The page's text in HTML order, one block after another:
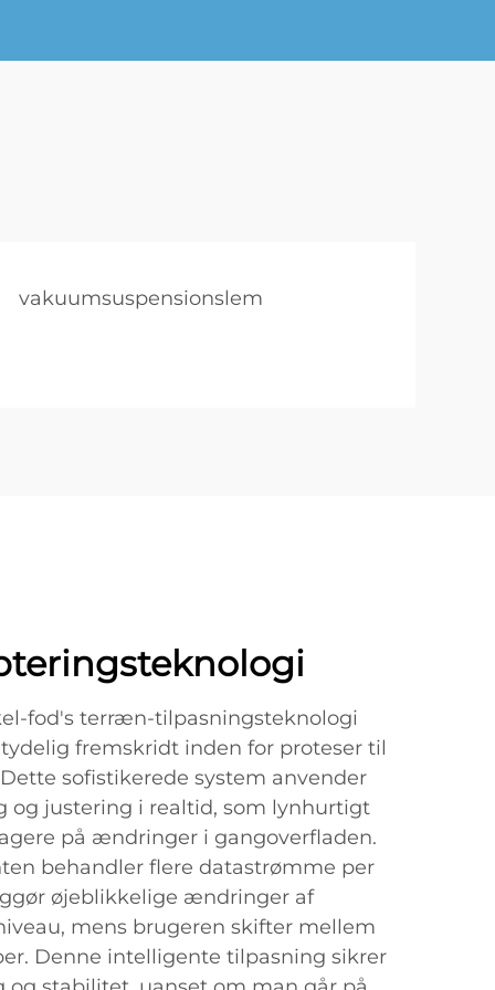
vakuumsuspensionslem
fod's terræn-tilpasningsteknologi
fremskridt inden for proteser til
sofistikerede system anvender
og justering i realtid, som lynhurtigt
på ændringer i gangoverfladen.
behandler flere datastrømme per
øjeblikkelige ændringer af
mens brugeren skifter mellem
Denne intelligente tilpasning sikrer